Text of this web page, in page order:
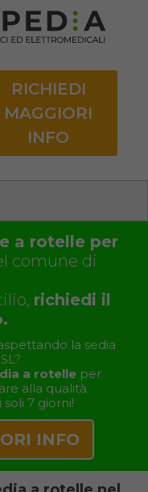
RICHIEDI
MAGGIORI
INFO
a rotelle per
comune di
richiedi il
la sedia
a rotelle per
alla qualità.
7 giorni!
INFO